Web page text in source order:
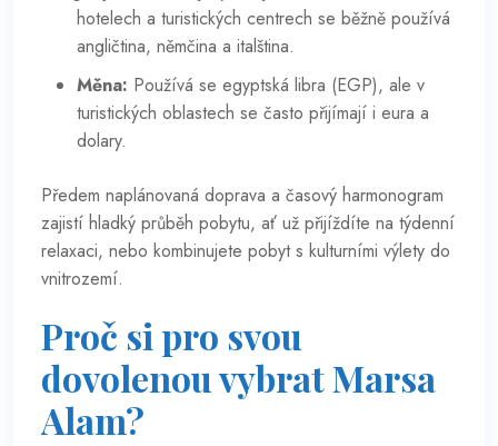
hotelech a turistických centrech se běžně používá
angličtina, němčina a italština.
Měna: Používá se egyptská libra (EGP), ale v
turistických oblastech se často přijímají i eura a
dolary.
Předem naplánovaná doprava a časový harmonogram
zajistí hladký průběh pobytu, ať už přijíždíte na týdenní
relaxaci, nebo kombinujete pobyt s kulturními výlety do
vnitrozemí.
Proč si pro svou
dovolenou vybrat Marsa
Alam?